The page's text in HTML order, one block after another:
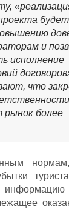
будет
и
исполнение
что
рынок более
информацию